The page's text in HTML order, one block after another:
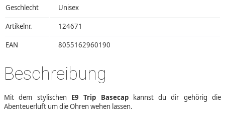
Geschlecht Unisex
Artikelnr. 124671
EAN 8055162960190
Beschreibung
Mit dem stylischen E9 Trip Basecapkannst du dir gehörig die
Abenteuerluft um die Ohren wehen lassen.